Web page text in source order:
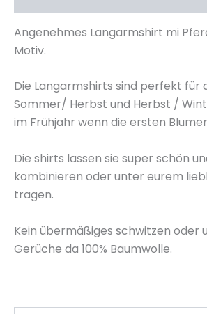
Angenehmes Langarmshirt mi
Motiv.
Die Langarmshirts sind perfekt für
Sommer/ Herbst und Herbst /
im Frühjahr wenn die ersten
Die shirts lassen sie super schön
kombinieren oder unter eurem
tragen.
Kein übermäßiges schwitzen oder
Gerüche da 100% Baumwolle.